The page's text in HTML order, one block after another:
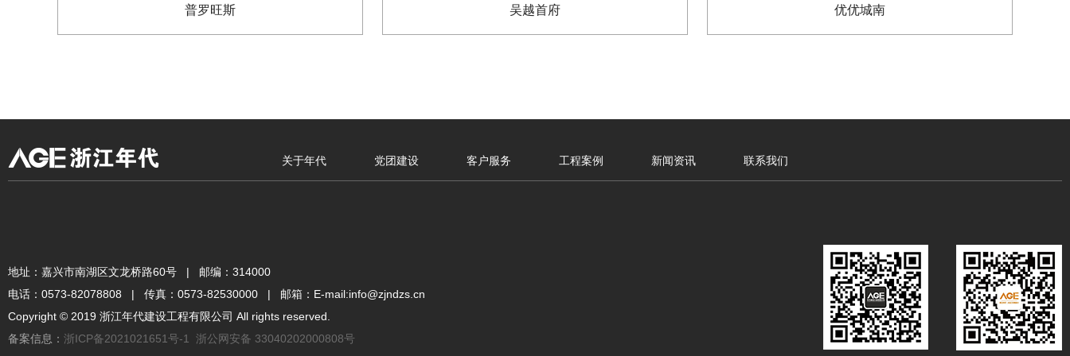
普罗旺斯 吴越首府 优优城南
关于年代 党团建设 客户服务 工程案例 新闻资讯 联系我们
地址：嘉兴市南湖区文龙桥路60号 | 邮编：314000
电话：0573-82078808 | 传真：0573-82530000 | 邮箱：E-mail:info@zjndzs.cn
Copyright © 2019 浙江年代建设工程有限公司 All rights reserved.
备案信息： 浙ICP备2021021651号-1 浙公网安备 33040202000808号